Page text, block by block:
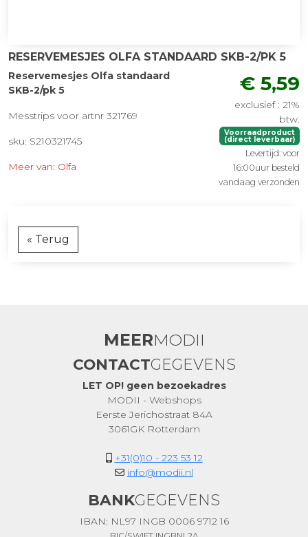
RESERVEMESJES OLFA STANDAARD SKB-2/PK 5
Reservemesjes Olfa standaard
SKB-2/pk 5
Messtrips voor artnr 321769
sku: S210321745
Meer van: Olfa
€ 5,59
exclusief : 21%
btw.
Voorraadproduct
(direct leverbaar)
Levertijd: voor
16:00uur besteld
vandaag verzonden
« Terug
MEERMODII
CONTACTGEGEVENS
LET OP! geen bezoekadres
MODII - Webshops
Eerste Jerichostraat 84A
3061GK Rotterdam
+31(0)10 - 223 53 12
info@modii.nl
BANKGEGEVENS
IBAN: NL97 INGB 0006 9712 16